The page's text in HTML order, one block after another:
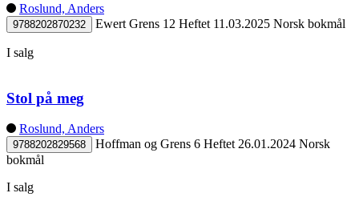
Roslund, Anders
9788202870232 Ewert Grens 12 Heftet 11.03.2025 Norsk bokmål
I salg
Stol på meg
Roslund, Anders
9788202829568 Hoffman og Grens 6 Heftet 26.01.2024 Norsk
bokmål
I salg